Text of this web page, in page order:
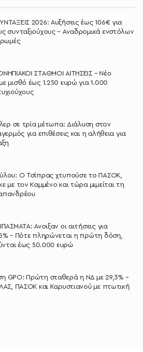
2026: Αυξήσεις έως 106€ για
συνταξιούχους – Αναδρομικά ενστόλων
ΣΤΑΘΜΟΙ ΑΙΤΗΣΕΙΣ – Νέο
μισθό έως 1.250 ευρώ για 1.000
σε τρία μέτωπα: Διάλυση στον
για επιθέσεις και η αλήθεια για
Ο Τσίπρας χτυπούσε το ΠΑΣΟΚ,
με τον Καμμένο και τώρα μιμείται τη
Άνοιξαν οι αιτήσεις για
– Πότε πληρώνεται η πρώτη δόση,
έως 50.000 ευρώ
GPO: Πρώτη σταθερά η ΝΔ με 29,3% –
ΠΑΣΟΚ και Καρυστιανού με πτωτική